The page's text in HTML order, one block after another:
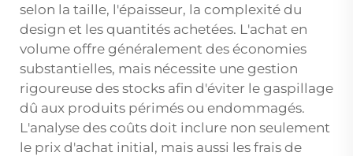
selon la taille, l'épaisseur, la complexité du
design et les quantités achetées. L'achat en
volume offre généralement des économies
substantielles, mais nécessite une gestion
rigoureuse des stocks afin d'éviter le gaspillage
dû aux produits périmés ou endommagés.
L'analyse des coûts doit inclure non seulement
le prix d'achat initial, mais aussi les frais de